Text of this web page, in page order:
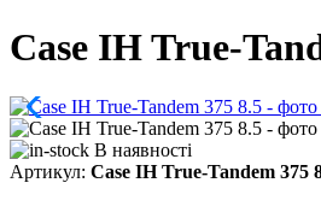
Case IH True-
В наявності
Артикул: Case IH True-Tandem 375